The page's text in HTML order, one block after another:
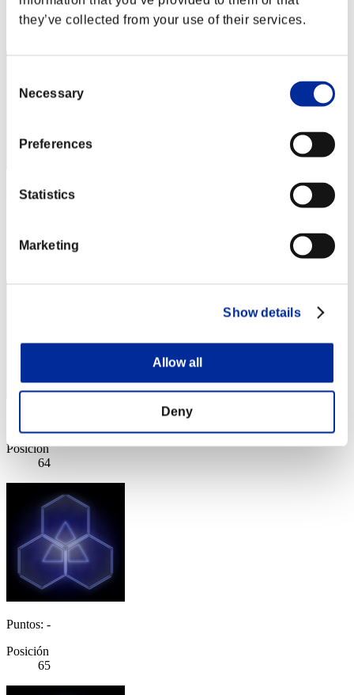
they’ve collected from your use of their services.
Selection
Necessary
Preferences
Statistics
Marketing
Show details
Allow all
Deny
Posición
62
edge7996
Posición
Posición
64
Puntos: -
Posición
65